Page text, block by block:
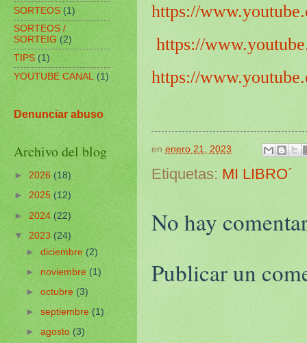
https://
https://
https://
en enero 21, 2023
Etiquetas: MI LIBRO´
No hay
Publicar un
SORTEOS (1)
SORTEOS /
SORTEIG (2)
TIPS (1)
YOUTUBE CANAL (1)
Denunciar abuso
Archivo del blog
►2026(18)
►2025(12)
► 2024(22)
▼2023(24)
►diciembre(2)
►noviembre(1)
►octubre(3)
►septiembre(1)
►agosto (3)